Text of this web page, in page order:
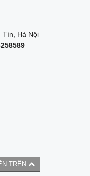
TRÊN
Tín, Hà Nội